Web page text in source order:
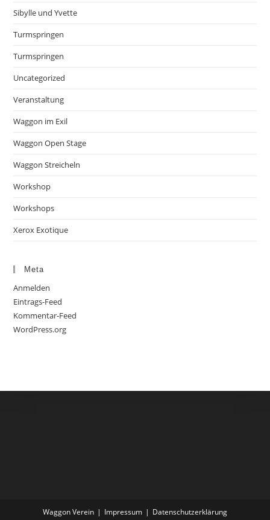
Sibylle und Yvette
Turmspringen
Turmspringen
Uncategorized
Veranstaltung
Waggon im Exil
Waggon Open Stage
Waggon Streicheln
Workshop
Workshops
Xerox Exotique
Meta
Anmelden
Eintrags-Feed
Kommentar-Feed
WordPress.org
Waggon Verein Impressum Datenschutzerklärung